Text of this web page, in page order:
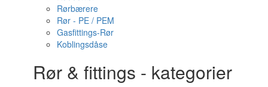
Rørbærere
Rør - PE / PEM
Gasfittings-Rør
Koblingsdåse
Rør & fittings - kategorier